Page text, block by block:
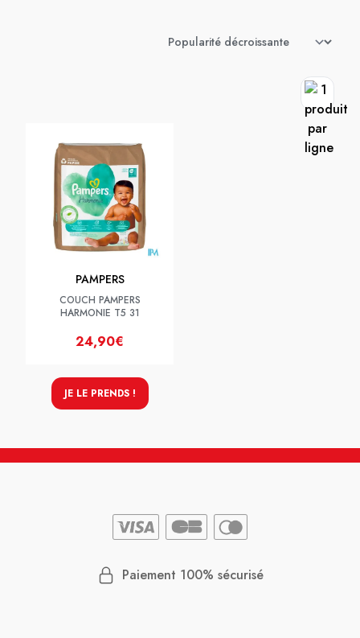
PAMPERS
COUCH PAMPERS
HARMONIE T5 31
24,90€
JE LE PRENDS !
Paiement 100% sécurisé